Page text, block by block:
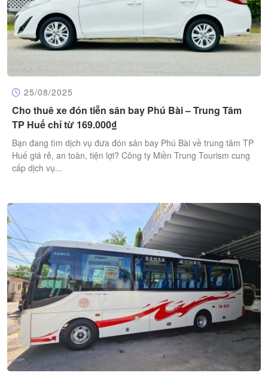
25/08/2025
Cho thuê xe đón tiễn sân bay Phú Bài – Trung Tâm
TP Huế chỉ từ 169.000₫
Bạn đang tìm dịch vụ đưa đón sân bay Phú Bài về trung tâm TP
Huế giá rẻ, an toàn, tiện lợi? Công ty Miền Trung Tourism cung
cấp dịch vụ...